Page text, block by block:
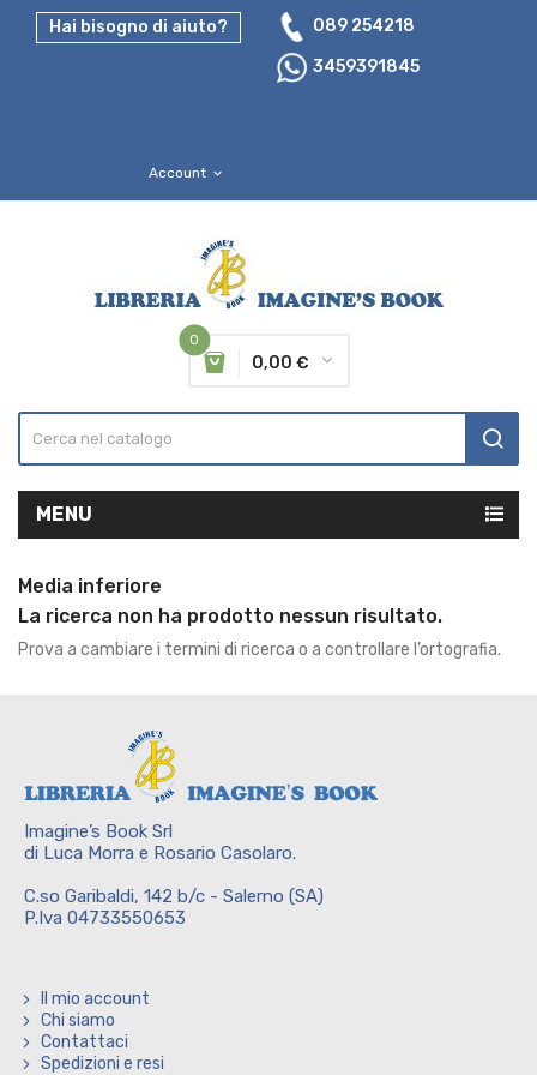
Hai bisogno di aiuto?
089 254218
3459391845
Account expand_more
0
0,00 €
MENU
Media inferiore
La ricerca non ha prodotto nessun risultato.
Prova a cambiare i termini di ricerca o a controllare l’ortografia.
Imagine’s Book Srl
di Luca Morra e Rosario Casolaro.
C.so Garibaldi, 142 b/c - Salerno (SA)
P.Iva 04733550653
Il mio account
Chi siamo
Contattaci
Spedizioni e resi